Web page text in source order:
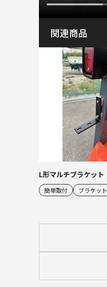
関連商品
L形マルチブラケット
簡単取付 ブラケット